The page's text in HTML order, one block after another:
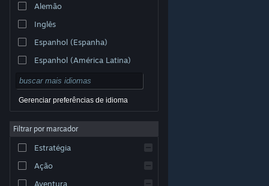
© Valve Corporation. Todos os direitos reservados.
respectivos donos nos EUA e em outros países.
Acessibilidade
Reembolsos|Cookies
Alemão
Inglês
Espanhol (Espanha)
Espanhol (América Latina)
Gerenciar preferências de idioma
Filtrar por marcador
Estratégia
Ação
Aventura